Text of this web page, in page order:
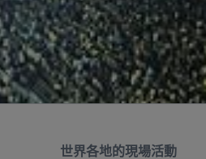
世界各地的現場活動